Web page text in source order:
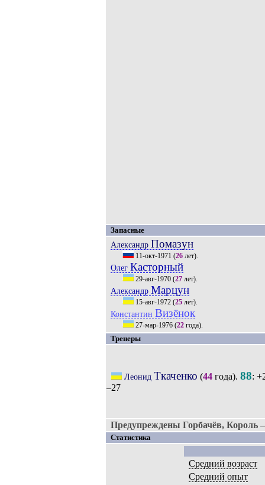
Запасные
Александр Помазун
11-окт-1971 (26лет).
Олег Касторный
29-авг-1970(27лет).
Александр Марцун
15-авг-1972(25лет).
Константин Визёнок
27-мар-1976(22года).
Тренеры
Леонид Ткаченко (44года). 88:
–27
Предупреждены Горбачёв, Король
Статистика
Средний возраст
Средний опыт